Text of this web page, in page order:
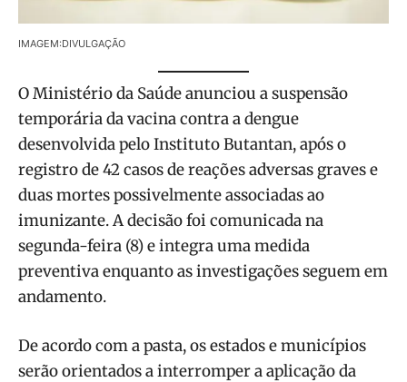
IMAGEM:DIVULGAÇÃO
O Ministério da Saúde anunciou a suspensão
temporária da vacina contra a dengue
desenvolvida pelo Instituto Butantan, após o
registro de 42 casos de reações adversas graves e
duas mortes possivelmente associadas ao
imunizante. A decisão foi comunicada na
segunda-feira (8) e integra uma medida
preventiva enquanto as investigações seguem em
andamento.
De acordo com a pasta, os estados e municípios
serão orientados a interromper a aplicação da